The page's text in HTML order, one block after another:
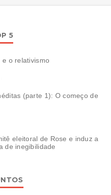
5
e o relativismo
(parte 1): O começo de
eleitoral de Rose e induz a
de inegibilidade